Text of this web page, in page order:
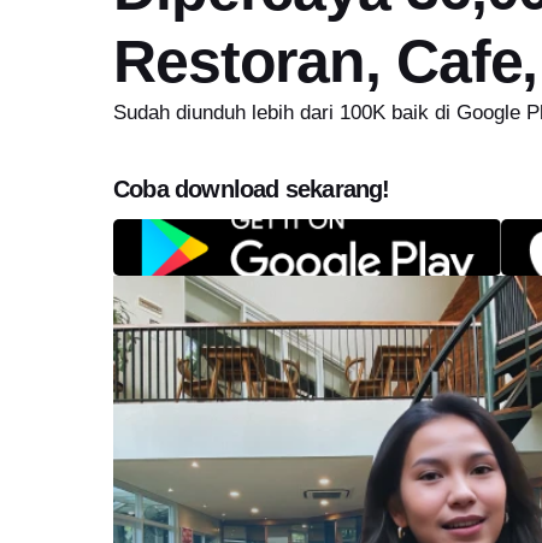
Restoran,
Sudah diunduh lebih dari 100K baik di Google
Coba download sekarang!